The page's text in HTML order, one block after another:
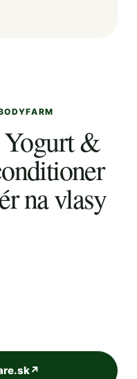
&
na vlasy
↗